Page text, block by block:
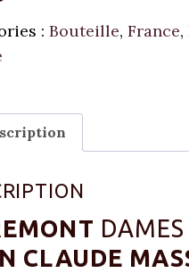
: Bouteille, France,
DAMES
CLAUDE